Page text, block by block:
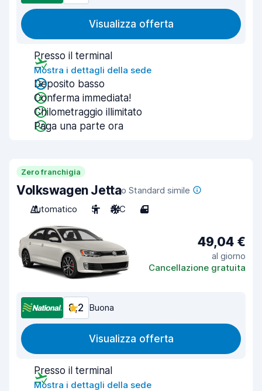
Visualizza offerta
Presso il terminal
Mostra i dettagli della sede
Deposito basso
Conferma immediata!
Chilometraggio illimitato
Paga una parte ora
Zero franchigia
Volkswagen Jettao Standard simile
Automatico
5 A/C 4
49,04 €
al giorno
Cancellazione gratuita
8,2 Buona
Visualizza offerta
Presso il terminal
Mostra i dettagli della sede